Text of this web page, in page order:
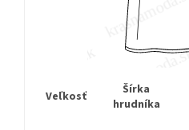
Veľkosť
Šírka
hrudníka